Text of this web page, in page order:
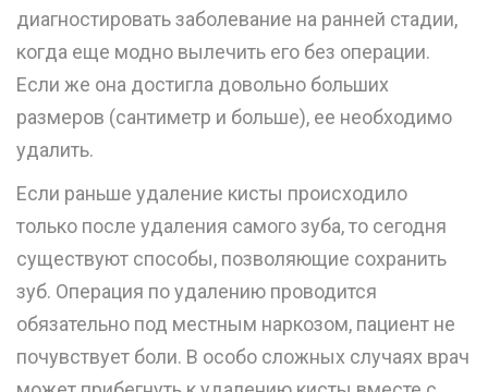
диагностировать заболевание на ранней стадии,
когда еще модно вылечить его без операции.
Если же она достигла довольно больших
размеров (сантиметр и больше), ее необходимо
удалить.
Если раньше удаление кисты происходило
только после удаления самого зуба, то сегодня
существуют способы, позволяющие сохранить
зуб. Операция по удалению проводится
обязательно под местным наркозом, пациент не
почувствует боли. В особо сложных случаях врач